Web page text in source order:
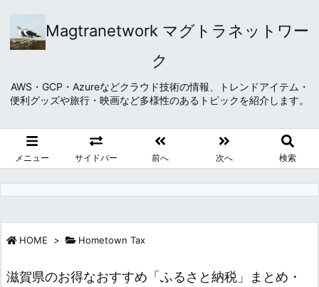
Magtranetwork マグトラネットワー
ク
AWS・GCP・Azureなどクラウド技術の情報、トレンドアイテム・
便利グッズや旅行・映画など多様性のあるトピックを紹介します。
メニュー サイドバー 前へ 次へ 検索
HOME > Hometown Tax
滋賀県のお得なおすすめ「ふるさと納税」まとめ・